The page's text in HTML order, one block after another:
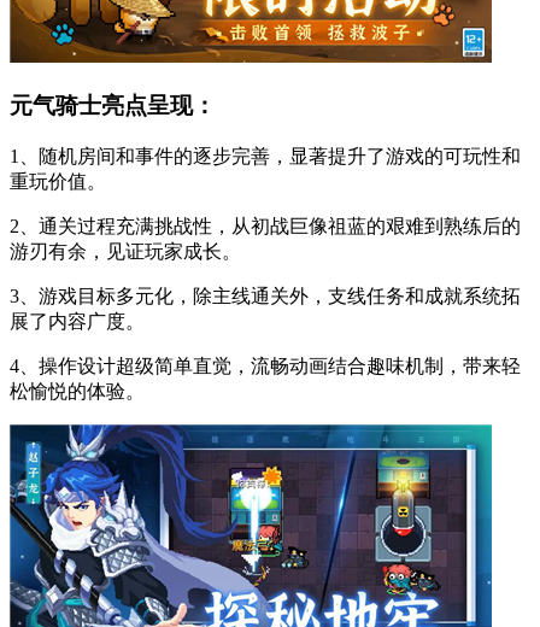
元气骑士亮点呈现：
1、随机房间和事件的逐步完善，显著提升了游戏的可玩性和
重玩价值。
2、通关过程充满挑战性，从初战巨像祖蓝的艰难到熟练后的
游刃有余，见证玩家成长。
3、游戏目标多元化，除主线通关外，支线任务和成就系统拓
展了内容广度。
4、操作设计超级简单直觉，流畅动画结合趣味机制，带来轻
松愉悦的体验。